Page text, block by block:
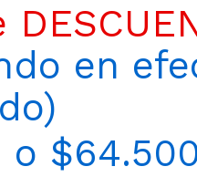
en
o